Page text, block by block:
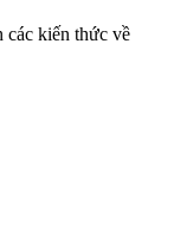
các kiến thức về